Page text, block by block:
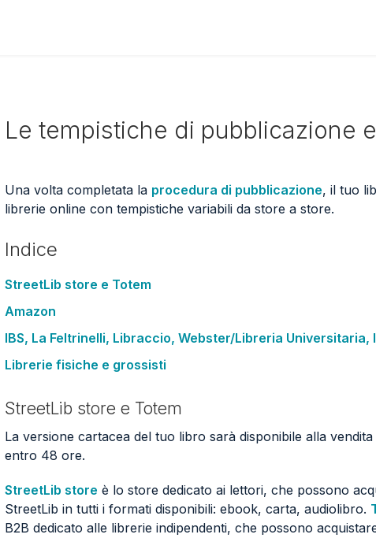
Le tempistiche di pubblicazione
Una volta completata la procedura di pubblicazione, il tuo
librerie online con tempistiche variabili da store a store.
Indice
StreetLib store e Totem
Amazon
IBS, La Feltrinelli, Libraccio, Webster/Libreria Universitaria,
Librerie fisiche e grossisti
StreetLib store e Totem
La versione cartacea del tuo libro sarà disponibile alla
entro 48 ore.
StreetLib store è lo store dedicato ai lettori, che possono
StreetLib in tutti i formati disponibili: ebook, carta, audiolibro.
B2B dedicato alle librerie indipendenti, che possono